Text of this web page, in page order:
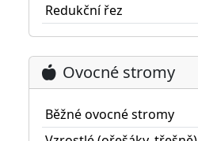
Redukční řez
Ovocné stromy
Běžné ovocné stromy